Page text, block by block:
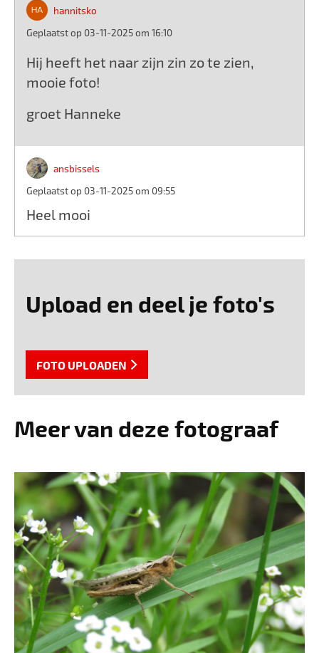
hannitsko
Geplaatst op 03-11-2025 om 16:10
Hij heeft het naar zijn zin zo te zien,
mooie foto!
groet Hanneke
ansbissels
Geplaatst op 03-11-2025 om 09:55
Heel mooi
Upload en deel je foto's
FOTO UPLOADEN
Meer van deze fotograaf